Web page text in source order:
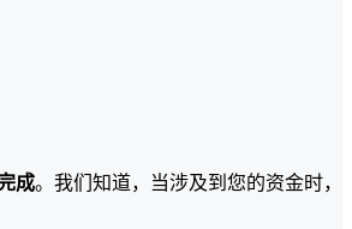
成。我们知道，当涉及到您的资金时，